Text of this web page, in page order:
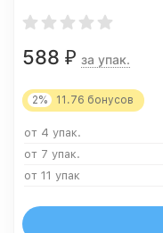
588 ₽ за упак.
2% 11.76 бонусов
от 4 упак.
от 7 упак.
от 11 упак